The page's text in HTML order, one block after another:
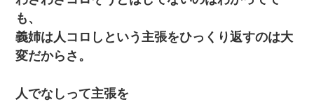
も、
義姉は人コロしという主張をひっくり返すのは大
変だからさ。
人でなしって主張を